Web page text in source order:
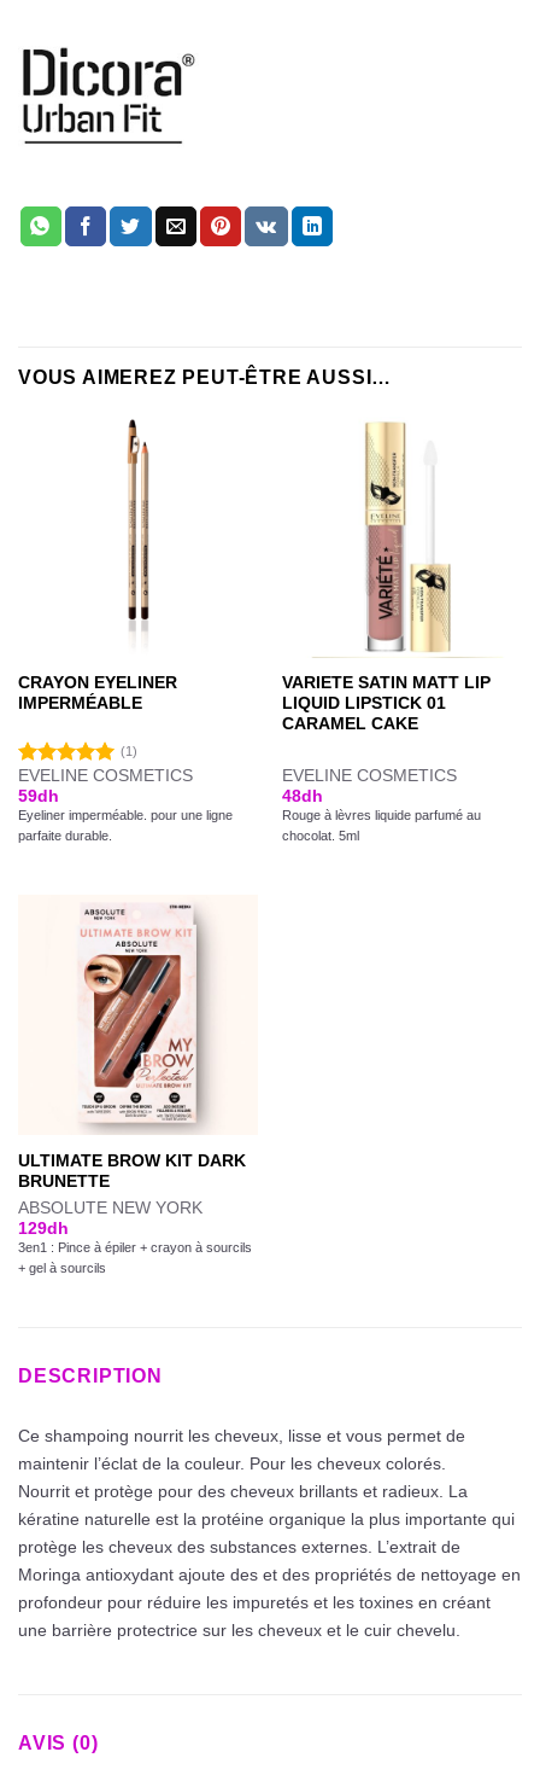
VOUS AIMEREZ PEUT-ÊTRE AUSSI…
CRAYON EYELINER
IMPERMÉABLE
Note5.00
sur 5
(1)
EVELINE COSMETICS
59dh
Eyeliner imperméable. pour une ligne
parfaite durable.
VARIETE SATIN MATT LIP
LIQUID LIPSTICK 01
CARAMEL CAKE
EVELINE COSMETICS
48dh
Rouge à lèvres liquide parfumé au
chocolat. 5ml
ULTIMATE BROW KIT DARK
BRUNETTE
ABSOLUTE NEW YORK
129dh
3en1 : Pince à épiler + crayon à sourcils
+ gel à sourcils
DESCRIPTION
Ce shampoing nourrit les cheveux, lisse et vous permet de
maintenir l’éclat de la couleur. Pour les cheveux colorés.
Nourrit et protège pour des cheveux brillants et radieux. La
kératine naturelle est la protéine organique la plus importante qui
protège les cheveux des substances externes. L’extrait de
Moringa antioxydant ajoute des et des propriétés de nettoyage en
profondeur pour réduire les impuretés et les toxines en créant
une barrière protectrice sur les cheveux et le cuir chevelu.
AVIS (0)